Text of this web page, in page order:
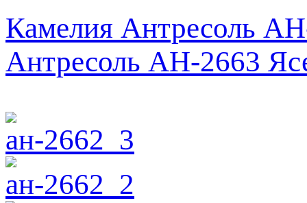
Камелия Антресоль
Антресоль АН-2663